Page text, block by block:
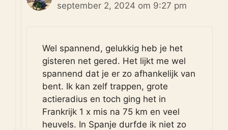
september 2, 2024 om 9:27 pm
Wel spannend, gelukkig heb je het
gisteren net gered. Het lijkt me wel
spannend dat je er zo afhankelijk van
bent. Ik kan zelf trappen, grote
actieradius en toch ging het in
Frankrijk 1 x mis na 75 km en veel
heuvels. In Spanje durfde ik niet zo